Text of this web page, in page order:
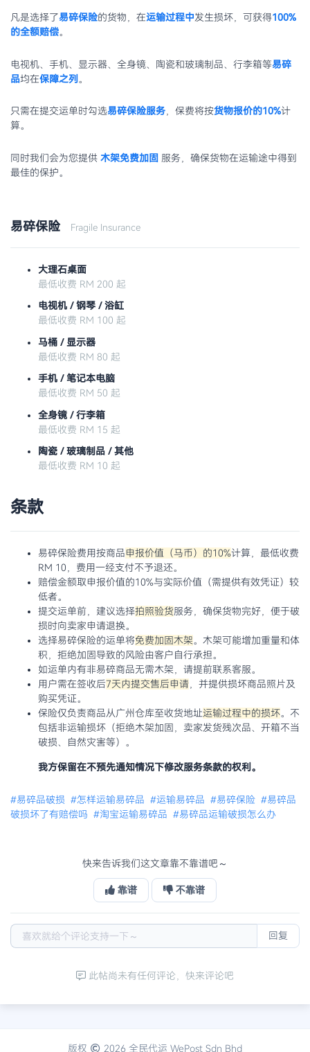
凡是选择了易碎保险的货物，在运输过程中发生损坏，可获得100%
的全额赔偿。
电视机、手机、显示器、全身镜、陶瓷和玻璃制品、行李箱等易碎
品均在保障之列 。
只需在提交运单时勾选易碎保险服务 ，保费将按货物报价的10%计
算。
同时我们会为您提供 木架免费加固 服务，确保货物在运输途中得到
最佳的保护。
易碎保险 Fragile Insurance
大理石桌面
最低收费 RM 200 起
电视机 / 钢琴 / 浴缸
最低收费 RM 100 起
马桶 / 显示器
最低收费 RM 80 起
手机 / 笔记本电脑
最低收费 RM 50 起
全身镜 / 行李箱
最低收费 RM 15 起
陶瓷 / 玻璃制品 / 其他
最低收费 RM 10 起
条款
易碎保险费用按商品申报价值（马币）的10%计算，最低收费
RM 10，费用一经支付不予退还。
赔偿金额取申报价值的10%与实际价值（需提供有效凭证）较
低者。
提交运单前，建议选择拍照验货服务，确保货物完好，便于破
损时向卖家申请退换。
选择易碎保险的运单将免费加固木架。木架可能增加重量和体
积，拒绝加固导致的风险由客户自行承担。
如运单内有非易碎商品无需木架，请提前联系客服。
用户需在签收后7天内提交售后申请 ，并提供损坏商品照片及
购买凭证。
保险仅负责商品从广州仓库至收货地址运输过程中的损坏。不
包括非运输损坏（拒绝木架加固，卖家发货残次品、开箱不当
破损、自然灾害等）。
我方保留在不预先通知情况下修改服务条款的权利。
#易碎品破损 #怎样运输易碎品 #运输易碎品 #易碎保险 #易碎品
破损坏了有赔偿吗 #淘宝运输易碎品 #易碎品运输破损怎么办
快来告诉我们这文章靠不靠谱吧～
靠谱 不靠谱
回复
此帖尚未有任何评论，快来评论吧
版权 2026 全民代运 WePost Sdn Bhd